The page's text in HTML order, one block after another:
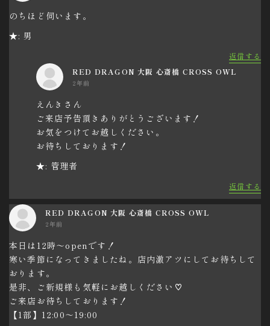
のちほど伺います。
★: 男
返信する
RED DRAGON 大阪 心斎橋 CROSS OWL
2年前
えんきさん
ご来店予告頂きありがとうございます！
お気をつけてお越しください。
お待ちしております！
★: 管理者
返信する
RED DRAGON 大阪 心斎橋 CROSS OWL
2年前
本日は12時～openです！
寒い季節になってきましたね。店内激アツにしてお待ちして
おります。
是非、ご新規様も気軽にお越しください♡
ご来店お待ちしております！
【1部】12:00〜19:00